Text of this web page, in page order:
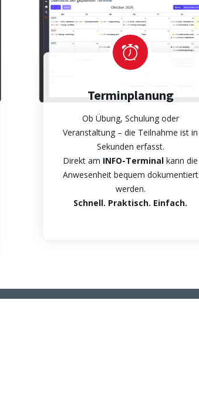
Terminplanung
Ob Übung, Schulung oder
Veranstaltung – die Teilnahme ist in
Sekunden erfasst.
Direkt am INFO-Terminal kann die
Anwesenheit bequem dokumentiert
werden.
Schnell. Praktisch. Einfach.